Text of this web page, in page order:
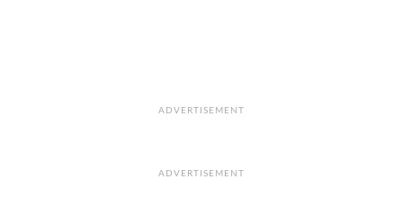
ADVERTISEMENT
ADVERTISEMENT